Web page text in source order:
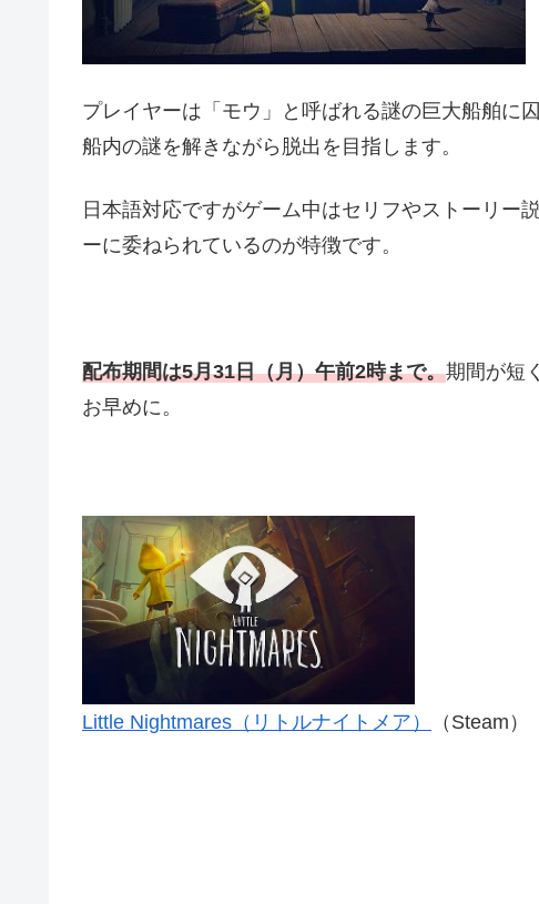
プレイヤーは「モウ」と呼ばれる謎の巨大船舶に
船内の謎を解きながら脱出を目指します。
日本語対応ですがゲーム中はセリフやストーリー
ーに委ねられているのが特徴です。
配布期間は5月31日（月）午前2時まで。期間が短
お早めに。
Little Nightmares（リトルナイトメア） （Steam）